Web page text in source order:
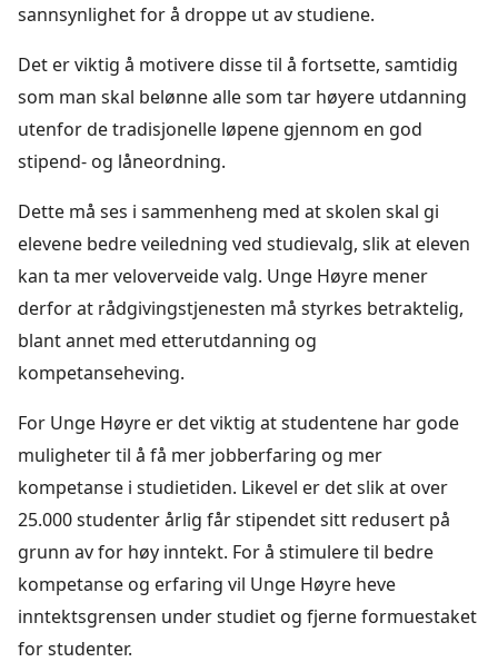
sannsynlighet for å droppe ut av studiene.
Det er viktig å motivere disse til å fortsette, samtidig
som man skal belønne alle som tar høyere utdanning
utenfor de tradisjonelle løpene gjennom en god
stipend- og låneordning.
Dette må ses i sammenheng med at skolen skal gi
elevene bedre veiledning ved studievalg, slik at eleven
kan ta mer veloverveide valg. Unge Høyre mener
derfor at rådgivingstjenesten må styrkes betraktelig,
blant annet med etterutdanning og
kompetanseheving.
For Unge Høyre er det viktig at studentene har gode
muligheter til å få mer jobberfaring og mer
kompetanse i studietiden. Likevel er det slik at over
25.000 studenter årlig får stipendet sitt redusert på
grunn av for høy inntekt. For å stimulere til bedre
kompetanse og erfaring vil Unge Høyre heve
inntektsgrensen under studiet og fjerne formuestaket
for studenter.